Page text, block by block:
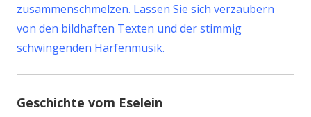
zusammenschmelzen. Lassen Sie sich verzaubern
von den bildhaften Texten und der stimmig
schwingenden Harfenmusik.
Geschichte vom Eselein